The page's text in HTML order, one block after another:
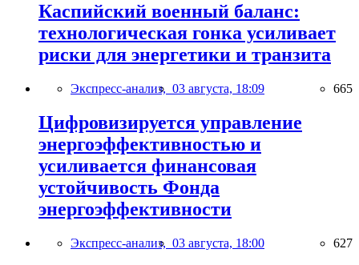
Каспийский военный баланс:
технологическая гонка усиливает
риски для энергетики и транзита
Экспресс-анализ, 03 августа, 18:09 665
Цифровизируется управление
энергоэффективностью и
усиливается финансовая
устойчивость Фонда
энергоэффективности
Экспресс-анализ, 03 августа, 18:00 627